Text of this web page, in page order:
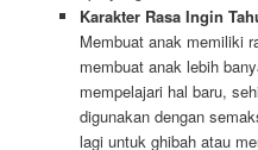
Karakter Rasa Ingin
Membuat anak memiliki
membuat anak lebih
mempelajari hal baru,
digunakan dengan
lagi untuk ghibah atau